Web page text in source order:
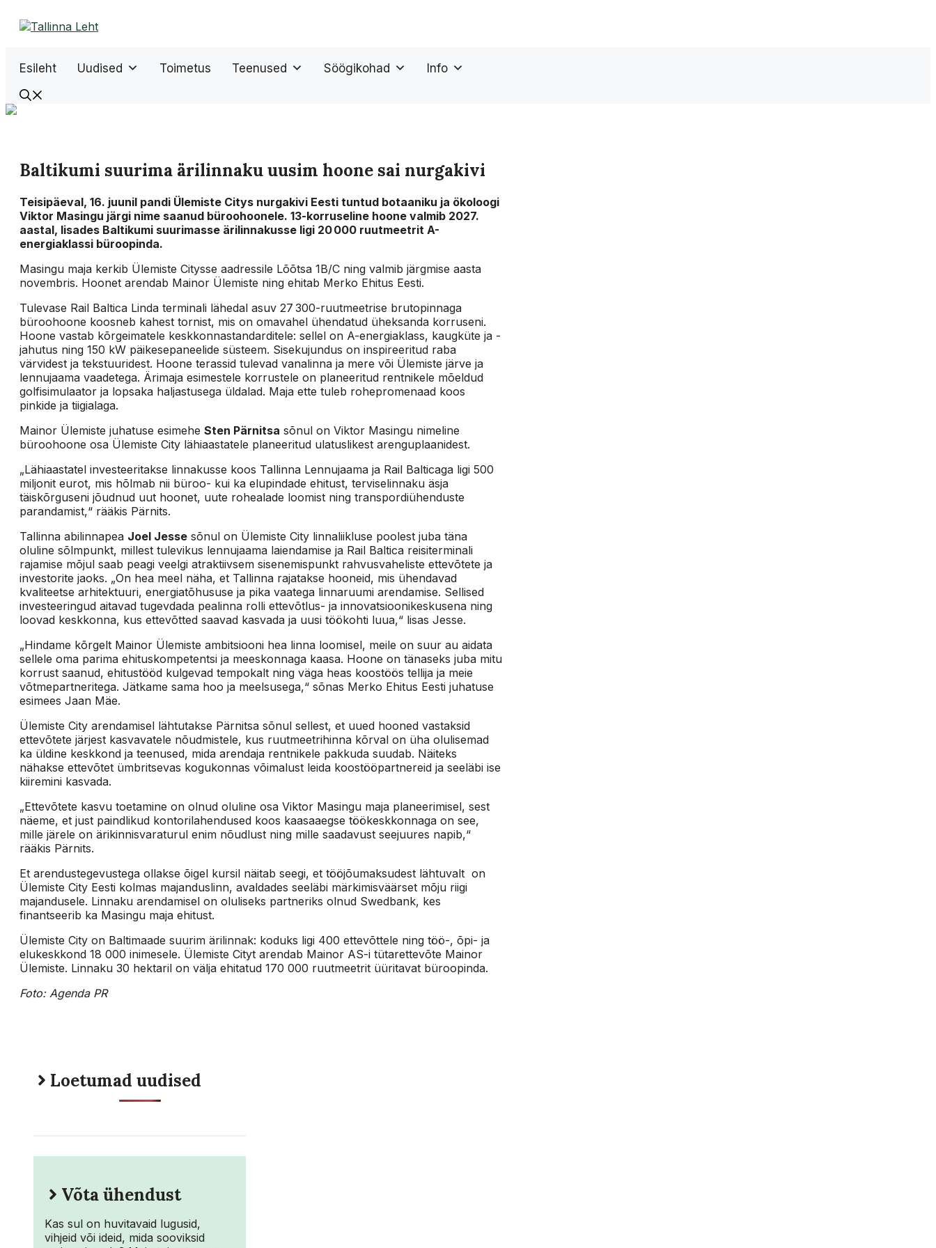
sisu
Esileht Uudised Toimetus Teenused Söögikohad Info
Baltikumi suurima ärilinnaku uusim hoone sai nurgakivi
Teisipäeval, 16. juunil pandi Ülemiste Citys nurgakivi Eesti tuntud botaaniku ja ökoloogi
Viktor Masingu järgi nime saanud büroohoonele. 13-korruseline hoone valmib 2027.
aastal, lisades Baltikumi suurimasse ärilinnakusse ligi 20 000 ruutmeetrit A-
energiaklassi büroopinda.
Masingu maja kerkib Ülemiste Citysse aadressile Lõõtsa 1B/C ning valmib järgmise aasta
novembris. Hoonet arendab Mainor Ülemiste ning ehitab Merko Ehitus Eesti.
Tulevase Rail Baltica Linda terminali lähedal asuv 27 300-ruutmeetrise brutopinnaga
büroohoone koosneb kahest tornist, mis on omavahel ühendatud üheksanda korruseni.
Hoone vastab kõrgeimatele keskkonnastandarditele: sellel on A-energiaklass, kaugküte ja -
jahutus ning 150 kW päikesepaneelide süsteem. Sisekujundus on inspireeritud raba
värvidest ja tekstuuridest. Hoone terassid tulevad vanalinna ja mere või Ülemiste järve ja
lennujaama vaadetega. Ärimaja esimestele korrustele on planeeritud rentnikele mõeldud
golfisimulaator ja lopsaka haljastusega üldalad. Maja ette tuleb rohepromenaad koos
pinkide ja tiigialaga.
Mainor Ülemiste juhatuse esimehe Sten Pärnitsa sõnul on Viktor Masingu nimeline
büroohoone osa Ülemiste City lähiaastatele planeeritud ulatuslikest arenguplaanidest.
„Lähiaastatel investeeritakse linnakusse koos Tallinna Lennujaama ja Rail Balticaga ligi 500
miljonit eurot, mis hõlmab nii büroo- kui ka elupindade ehitust, terviselinnaku äsja
täiskõrguseni jõudnud uut hoonet, uute rohealade loomist ning transpordiühenduste
parandamist,“ rääkis Pärnits.
Tallinna abilinnapea Joel Jesse sõnul on Ülemiste City linnaliikluse poolest juba täna
oluline sõlmpunkt, millest tulevikus lennujaama laiendamise ja Rail Baltica reisiterminali
rajamise mõjul saab peagi veelgi atraktiivsem sisenemispunkt rahvusvaheliste ettevõtete ja
investorite jaoks. „On hea meel näha, et Tallinna rajatakse hooneid, mis ühendavad
kvaliteetse arhitektuuri, energiatõhususe ja pika vaatega linnaruumi arendamise. Sellised
investeeringud aitavad tugevdada pealinna rolli ettevõtlus- ja innovatsioonikeskusena ning
loovad keskkonna, kus ettevõtted saavad kasvada ja uusi töökohti luua,“ lisas Jesse.
„Hindame kõrgelt Mainor Ülemiste ambitsiooni hea linna loomisel, meile on suur au aidata
sellele oma parima ehituskompetentsi ja meeskonnaga kaasa. Hoone on tänaseks juba mitu
korrust saanud, ehitustööd kulgevad tempokalt ning väga heas koostöös tellija ja meie
võtmepartneritega. Jätkame sama hoo ja meelsusega,“ sõnas Merko Ehitus Eesti juhatuse
esimees Jaan Mäe.
Ülemiste City arendamisel lähtutakse Pärnitsa sõnul sellest, et uued hooned vastaksid
ettevõtete järjest kasvavatele nõudmistele, kus ruutmeetrihinna kõrval on üha olulisemad
ka üldine keskkond ja teenused, mida arendaja rentnikele pakkuda suudab. Näiteks
nähakse ettevõtet ümbritsevas kogukonnas võimalust leida koostööpartnereid ja seeläbi ise
kiiremini kasvada.
„Ettevõtete kasvu toetamine on olnud oluline osa Viktor Masingu maja planeerimisel, sest
näeme, et just paindlikud kontorilahendused koos kaasaaegse töökeskkonnaga on see,
mille järele on ärikinnisvaraturul enim nõudlust ning mille saadavust seejuures napib,“
rääkis Pärnits.
Et arendustegevustega ollakse õigel kursil näitab seegi, et tööjõumaksudest lähtuvalt on
Ülemiste City Eesti kolmas majanduslinn, avaldades seeläbi märkimisväärset mõju riigi
majandusele. Linnaku arendamisel on oluliseks partneriks olnud Swedbank, kes
finantseerib ka Masingu maja ehitust.
Ülemiste City on Baltimaade suurim ärilinnak: koduks ligi 400 ettevõttele ning töö-, õpi- ja
elukeskkond 18 000 inimesele. Ülemiste Cityt arendab Mainor AS-i tütarettevõte Mainor
Ülemiste. Linnaku 30 hektaril on välja ehitatud 170 000 ruutmeetrit üüritavat büroopinda.
Foto: Agenda PR
Loetumad uudised
Võta ühendust
Kas sul on huvitavaid lugusid,
vihjeid või ideid, mida sooviksid